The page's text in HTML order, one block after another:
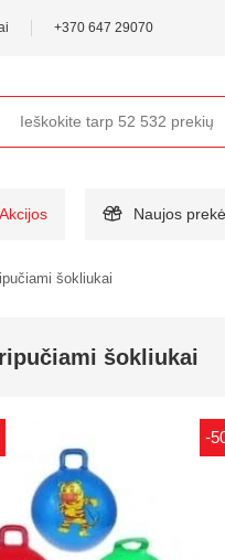
+370 647 29070
Akcijos Naujos
šokliukai
šokliukai
-